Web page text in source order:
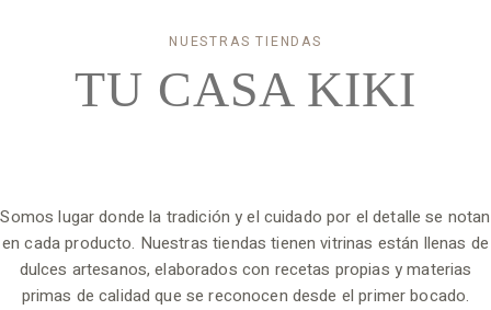
NUESTRAS TIENDAS
TU CASA KIKI
Somos lugar donde la tradición y el cuidado por el detalle se notan
en cada producto. Nuestras tiendas tienen vitrinas están llenas de
dulces artesanos, elaborados con recetas propias y materias
primas de calidad que se reconocen desde el primer bocado.